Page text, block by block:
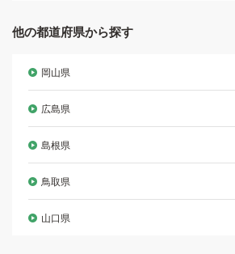
他の都道府県から探す
岡山県
広島県
島根県
鳥取県
山口県